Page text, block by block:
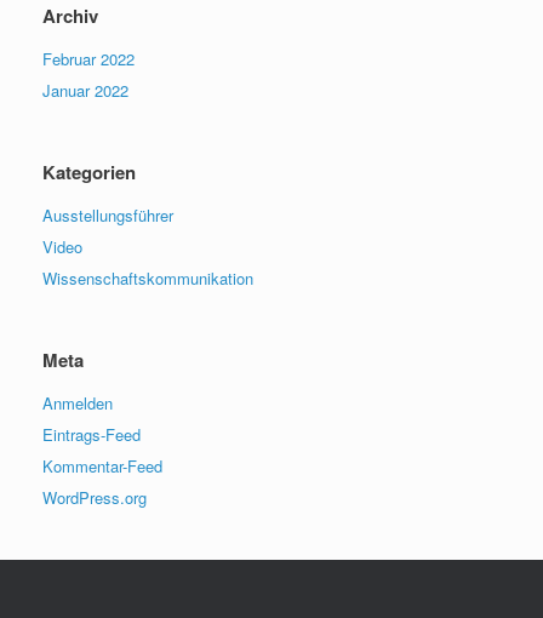
Archiv
Februar 2022
Januar 2022
Kategorien
Ausstellungsführer
Video
Wissenschaftskommunikation
Meta
Anmelden
Eintrags-Feed
Kommentar-Feed
WordPress.org